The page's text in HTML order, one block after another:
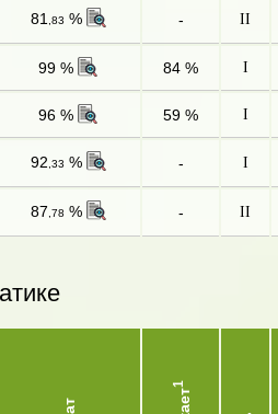
81 ,83 % - II
99 % 84 % I
96 % 59 % I
92 ,33 % - I
87 ,78 % - II
1